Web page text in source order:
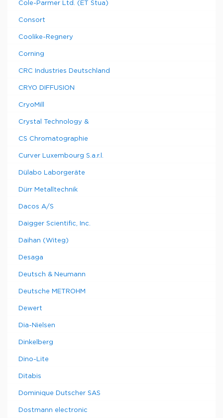
Cole-Parmer Ltd. (ET Stua)
Consort
Coolike-Regnery
Corning
CRC Industries Deutschland
CRYO DIFFUSION
CryoMill
Crystal Technology &
CS Chromatographie
Curver Luxembourg S.a.r.l.
Dülabo Laborgeräte
Dürr Metalltechnik
Dacos A/S
Daigger Scientific, Inc.
Daihan (Witeg)
Desaga
Deutsch & Neumann
Deutsche METROHM
Dewert
Dia-Nielsen
Dinkelberg
Dino-Lite
Ditabis
Dominique Dutscher SAS
Dostmann electronic